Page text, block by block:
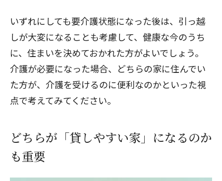
いずれにしても要介護状態になった後は、引っ越
しが大変になることも考慮して、健康な今のうち
に、住まいを決めておかれた方がよいでしょう。
介護が必要になった場合、どちらの家に住んでい
た方が、介護を受けるのに便利なのかといった視
点で考えてみてください。
どちらが「貸しやすい家」になるのか
も重要